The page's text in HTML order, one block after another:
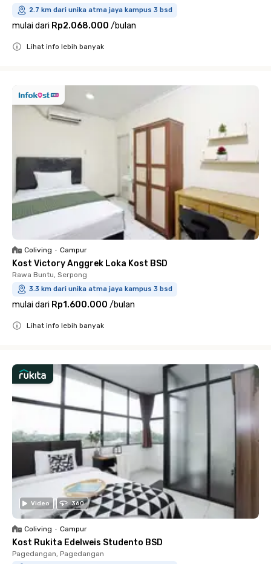
2.7 km dari unika atma jaya kampus 3 bsd
mulai dari Rp2.068.000 /bulan
Lihat info lebih banyak
Coliving • Campur
Kost Victory Anggrek Loka Kost BSD
Rawa Buntu, Serpong
3.3 km dari unika atma jaya kampus 3 bsd
mulai dari Rp1.600.000 /bulan
Lihat info lebih banyak
Video 360
Coliving • Campur
Kost Rukita Edelweis Studento BSD
Pagedangan, Pagedangan